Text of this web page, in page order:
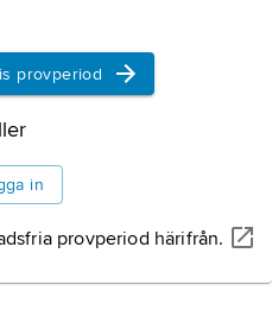
provperiod
in
provperiod härifrån.